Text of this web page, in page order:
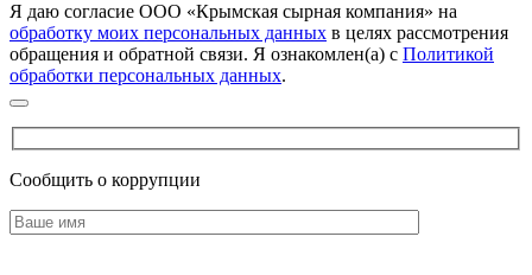
Я даю согласие ООО «Крымская сырная компания» на
обработку моих персональных данных в целях рассмотрения
обращения и обратной связи. Я ознакомлен(а) с Политикой
обработки персональных данных.
Сообщить о коррупции